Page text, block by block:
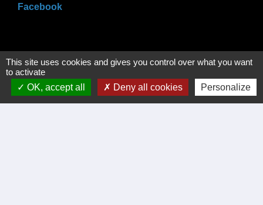
Facebook
Liens
Certificat d'immatriculation
Régler facture d'eau par carte bancaire
This site uses cookies and gives you control over what you want
to activate
OK, accept all
Deny all cookies Personalize